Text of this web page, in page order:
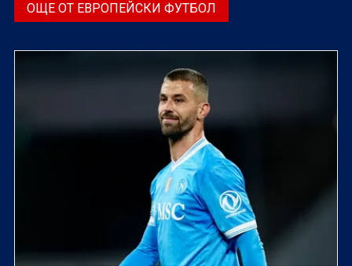
ОЩЕ ОТ ЕВРОПЕЙСКИ ФУТБОЛ